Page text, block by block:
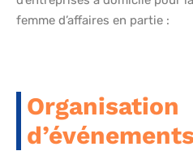
femme d’affaires en partie :
Organisation
d’événements